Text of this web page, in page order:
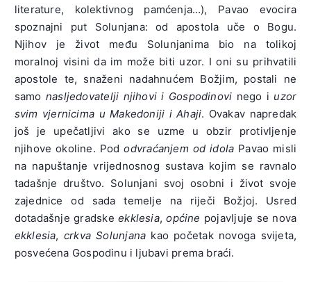
literature, kolektivnog pamćenja…), Pavao evocira
spoznajni put Solunjana: od apostola uče o Bogu.
Njihov je život među Solunjanima bio na tolikoj
moralnoj visini da im može biti uzor. I oni su prihvatili
apostole te, snaženi nadahnućem Božjim, postali ne
samo nasljedovatelji njihovi i Gospodinovi nego i uzor
svim vjernicima u Makedoniji i Ahaji. Ovakav napredak
još je upečatljivi ako se uzme u obzir protivljenje
njihove okoline. Pododvraćanjem od idola Pavao misli
na napuštanje vrijednosnog sustava kojim se ravnalo
tadašnje društvo. Solunjani svoj osobni i život svoje
zajednice od sada temelje na riječi Božjoj. Usred
dotadašnje gradskeekklesia,općine pojavljuje se nova
ekklesia, crkva Solunjana kao početak novoga svijeta,
posvećena Gospodinu i ljubavi prema braći.